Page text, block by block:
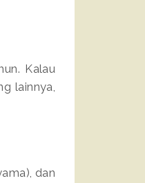
Kalau
lainnya,
dan